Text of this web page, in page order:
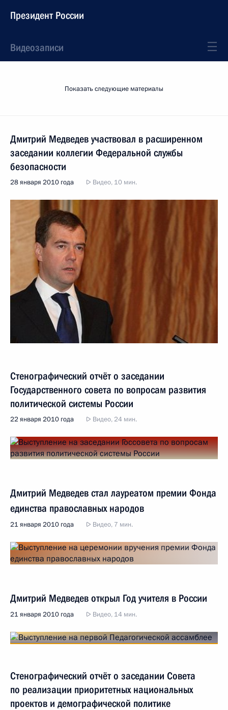
Президент России
Видеозаписи
Показать следующие материалы
Дмитрий Медведев участвовал в расширенном
заседании коллегии Федеральной службы
безопасности
28 января 2010 года Видео, 10 мин.
Стенографический отчёт о заседании
Государственного совета по вопросам развития
политической системы России
22 января 2010 года Видео, 24 мин.
Дмитрий Медведев стал лауреатом премии Фонда
единства православных народов
21 января 2010 года Видео, 7 мин.
Дмитрий Медведев открыл Год учителя в России
21 января 2010 года Видео, 14 мин.
Стенографический отчёт о заседании Совета
по реализации приоритетных национальных
проектов и демографической политике